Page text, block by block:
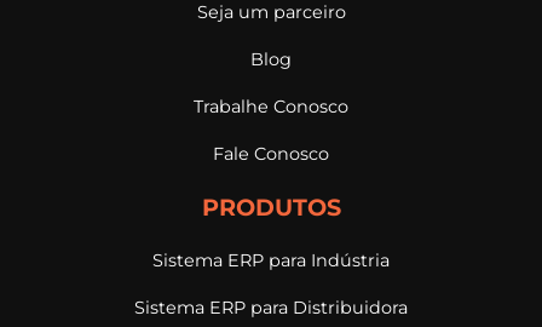
Seja um parceiro
Blog
Trabalhe Conosco
Fale Conosco
PRODUTOS
Sistema ERP para Indústria
Sistema ERP para Distribuidora